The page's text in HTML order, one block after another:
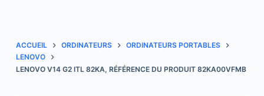
c
o
n
ACCUEIL ORDINATEURS
ORDINATEURS PORTABLES
LENOVO
LENOVO V14 G2 ITL 82KA, RÉFÉRENCE DU PRODUIT 82KA00VFMB